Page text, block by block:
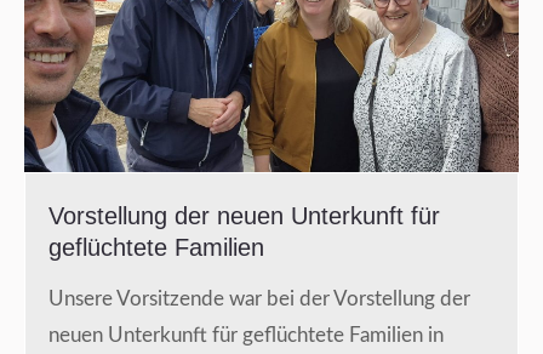
Vorstellung der neuen Unterkunft für
geflüchtete Familien
Unsere Vorsitzende war bei der Vorstellung der
neuen Unterkunft für geflüchtete Familien in